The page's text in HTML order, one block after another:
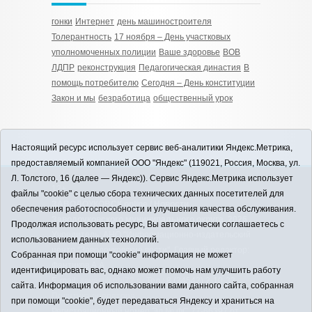
гонки Интернет день машиностроителя
Толерантность 17 ноября – День участковых
уполномоченных полиции Ваше здоровье ВОВ
ЛДПР реконструкция Педагогическая династия В
помощь потребителю Сегодня – День конституции
Закон и мы безработица общественный урок
12+
ЗАВОДОУКОВСК online / Новости
Заводоуковского муниципального округа, 2026
Учредитель: АНО "Информационно-издательский
центр "Заводоуковские вести". Главный редактор:
E-mail:
zavest@obl72.ru
Тел.: 8 (34542) 2-10-33
Политика оператора
Настоящий ресурс использует сервис веб-аналитики Яндекс.Метрика,
предоставляемый компанией ООО "Яндекс" (119021, Россия, Москва, ул.
Л. Толстого, 16 (далее — Яндекс)). Сервис Яндекс.Метрика использует
файлы "cookie" с целью сбора технических данных посетителей для
обеспечения работоспособности и улучшения качества обслуживания.
Продолжая использовать ресурс, Вы автоматически соглашаетесь с
использованием данных технологий.
Собранная при помощи "cookie" информация не может
идентифицировать вас, однако может помочь нам улучшить работу
сайта. Информация об использовании вами данного сайта, собранная
при помощи "cookie", будет передаваться Яндексу и храниться на